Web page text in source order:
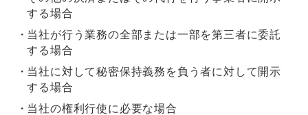
する場合
当社が行う業務の全部または一部を第三者に委託
する場合
当社に対して秘密保持義務を負う者に対して開示
する場合
当社の権利行使に必要な場合